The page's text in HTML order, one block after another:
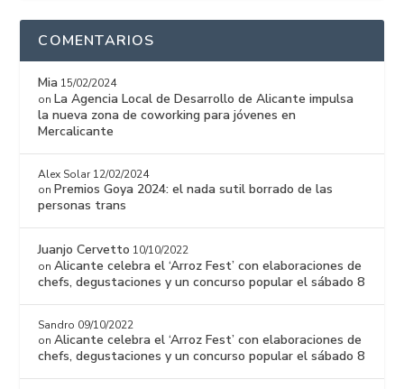
COMENTARIOS
Mia 15/02/2024
on La Agencia Local de Desarrollo de Alicante impulsa
la nueva zona de coworking para jóvenes en
Mercalicante
Alex Solar 12/02/2024
on Premios Goya 2024: el nada sutil borrado de las
personas trans
Juanjo Cervetto 10/10/2022
onAlicante celebra el ‘Arroz Fest’ con elaboraciones de
chefs, degustaciones y un concurso popular el sábado 8
Sandro 09/10/2022
onAlicante celebra el ‘Arroz Fest’ con elaboraciones de
chefs, degustaciones y un concurso popular el sábado 8